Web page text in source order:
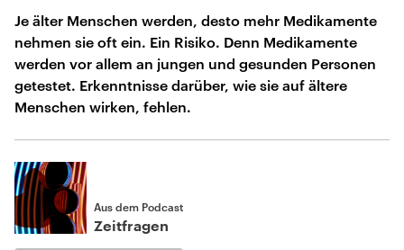
Je älter Menschen werden, desto mehr Medikamente
nehmen sie oft ein. Ein Risiko. Denn Medikamente
werden vor allem an jungen und gesunden Personen
getestet. Erkenntnisse darüber, wie sie auf ältere
Menschen wirken, fehlen.
Aus dem Podcast
Zeitfragen